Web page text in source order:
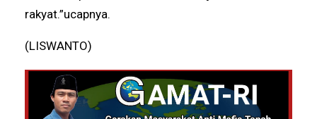
rakyat.”ucapnya.
(LISWANTO)